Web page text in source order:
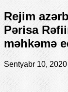
Rejim
Pərisa
məhkəmə
Sentyabr 10, 2020